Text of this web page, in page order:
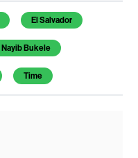
El Salvador
Nayib Bukele
Time